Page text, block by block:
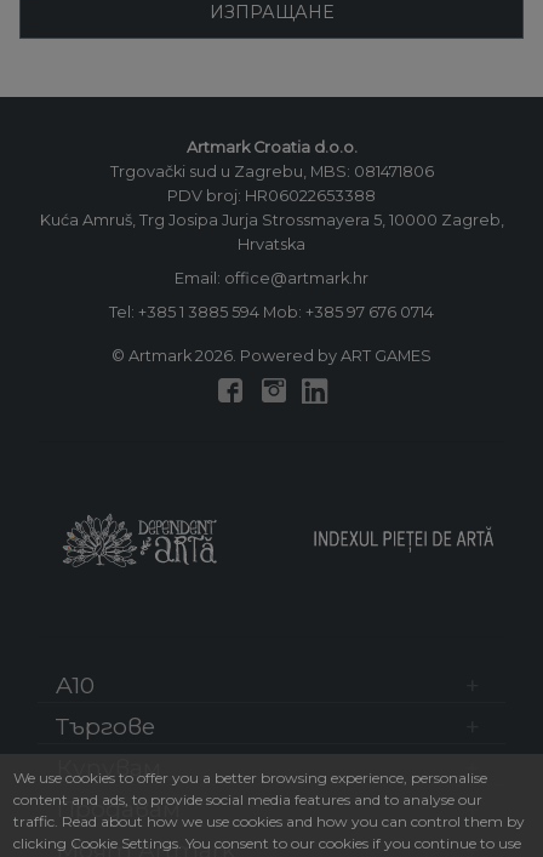
ИЗПРАЩАНЕ
Artmark Croatia d.o.o.
Trgovački sud u Zagrebu, MBS: 081471806
PDV broj: HR06022653388
Kuća Amruš, Trg Josipa Jurja Strossmayera 5, 10000 Zagreb,
Hrvatska
Email: office@artmark.hr
Tel: +385 1 3885 594 Mob: +385 97 676 0714
© Artmark 2026. Powered by ART GAMES
A10
Търгове
Купувам
Продавам
Моят Artmark
We use cookies to offer you a better browsing experience, personalise
content and ads, to provide social media features and to analyse our
traffic. Read about how we use cookies and how you can control them by
clicking Cookie Settings. You consent to our cookies if you continue to use